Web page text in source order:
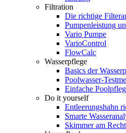
Filtration
Die richtige
Pumpenleistung
Vario Pumpe
Vario­Control
FlowCalc
Wasserpflege
Basics der
Poolwasser-
Einfache
Do it yourself
Ent­leerungs­hahn
Smarte
Skimmer am